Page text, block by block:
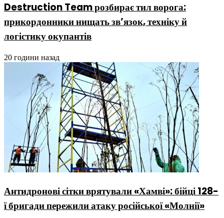
Destruction Team розбирає тил ворога:
прикордонники нищать зв’язок, техніку й
логістику окупантів
20 години назад
Антидронові сітки врятували «Хамві»: бійці 128-
ї бригади пережили атаку російської «Молнії»